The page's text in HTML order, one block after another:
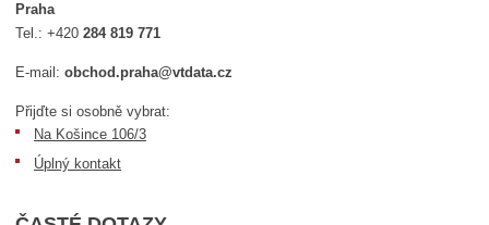
Praha
Tel.:+420284 819 771
E-mail:obchod.praha@vtdata.cz
Přijďte si osobně vybrat:
Na Košince 106/3
Úplný kontakt